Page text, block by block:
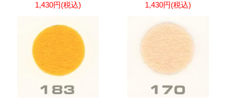
1,430円(税込)
1,430円(税込)